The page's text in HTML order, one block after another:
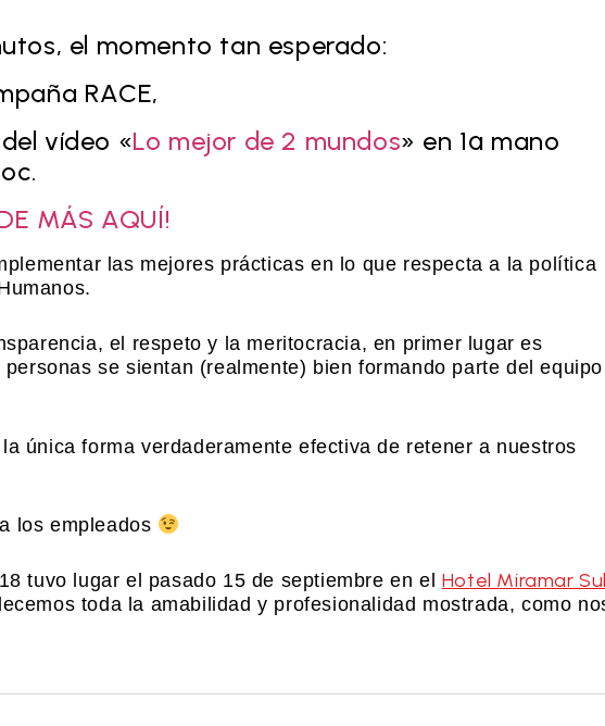
el momento tan esperado:
RACE,
vídeo «Lo mejor de 2 mundos» en 1ª mano
MÁS AQUÍ!
las mejores prácticas en lo que respecta a la política
el respeto y la meritocracia, en primer lugar es
se sientan (realmente) bien formando parte del equipo
única forma verdaderamente efectiva de retener a nuestros
los empleados
tuvo lugar el pasado 15 de septiembre en el Hotel Miramar Sul
toda la amabilidad y profesionalidad mostrada, como